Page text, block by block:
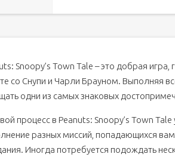
Snoopy’s Town Tale – это добрая
со Снупи и Чарли Брауном. Выполняя
одни из самых знаковых
процесс в Peanuts: Snoopy’s Town
разных миссий, попадающихся
Иногда потребуется подождать